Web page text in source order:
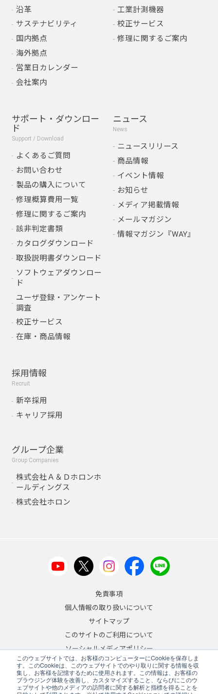
このウェブサイトでは、お客様のコンピューターにCookieを保存しま
す。このCookieは、このウェブサイトでのやり取りに関する情報を収
集し、お客様を記憶するために使用されます。この情報は、お客様の
ブラウジング体験を改善し、カスタマイズすること、ならびにこのウ
ェブサイトや他のメディアの訪問者に関する解析と指標を得ることを
沿革
サステナビリティ
国内拠点
海外拠点
営業日カレンダー
会社案内
工業計測機器
校正サービス
修理に関するご案内
サポート・ダウンロー
ド
Support / Download
よくあるご質問
お問い合わせ
製品の購入について
修理概算費用一覧
修理に関するご案内
該非判定書類
カタログダウンロード
取扱説明書ダウンロード
ソフトウェアダウンロー
ド
ユーザ登録・アンケート
調査
校正サービス
在庫・商品情報
ニュース
News
ニュースリリース
商品情報
イベント情報
お知らせ
メディア掲載情報
メールマガジン
情報マガジン『WAY』
採用情報
Recruit
新卒採用
キャリア採用
グループ企業
Group Companies
株式会社Ａ＆Ｄホロンホ
ールディングス
株式会社ホロン
免責事項
個人情報の取り扱いについて
サイトマップ
このサイトのご利用について
ソーシャルメディアポリシー
反社会的勢力への対応について
JA/EN